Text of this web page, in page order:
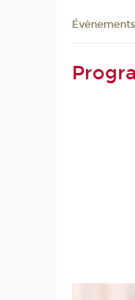
Évènements